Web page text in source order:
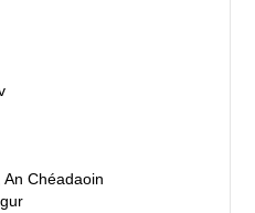
An Chéadaoin